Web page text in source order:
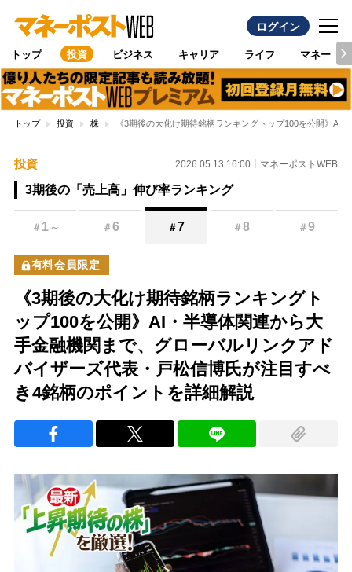
ログイン
トップ 投資 ビジネス キャリア ライフ マネー
トップ 投資 株 《3期後の大化け期待銘柄ランキングトップ100を公開》AI
投資 2026.05.13 16:00 マネーポストWEB
3期後の「売上高」伸び率ランキング
＃ 1 ～ ＃6 ＃7 ＃8 ＃9
有料会員限定
《3期後の大化け期待銘柄ランキングト
ップ100を公開》AI・半導体関連から大
手金融機関まで、グローバルリンクアド
バイザーズ代表・戸松信博氏が注目すべ
き4銘柄のポイントを詳細解説